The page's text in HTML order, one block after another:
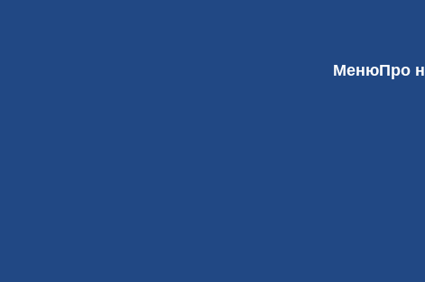
МенюПро